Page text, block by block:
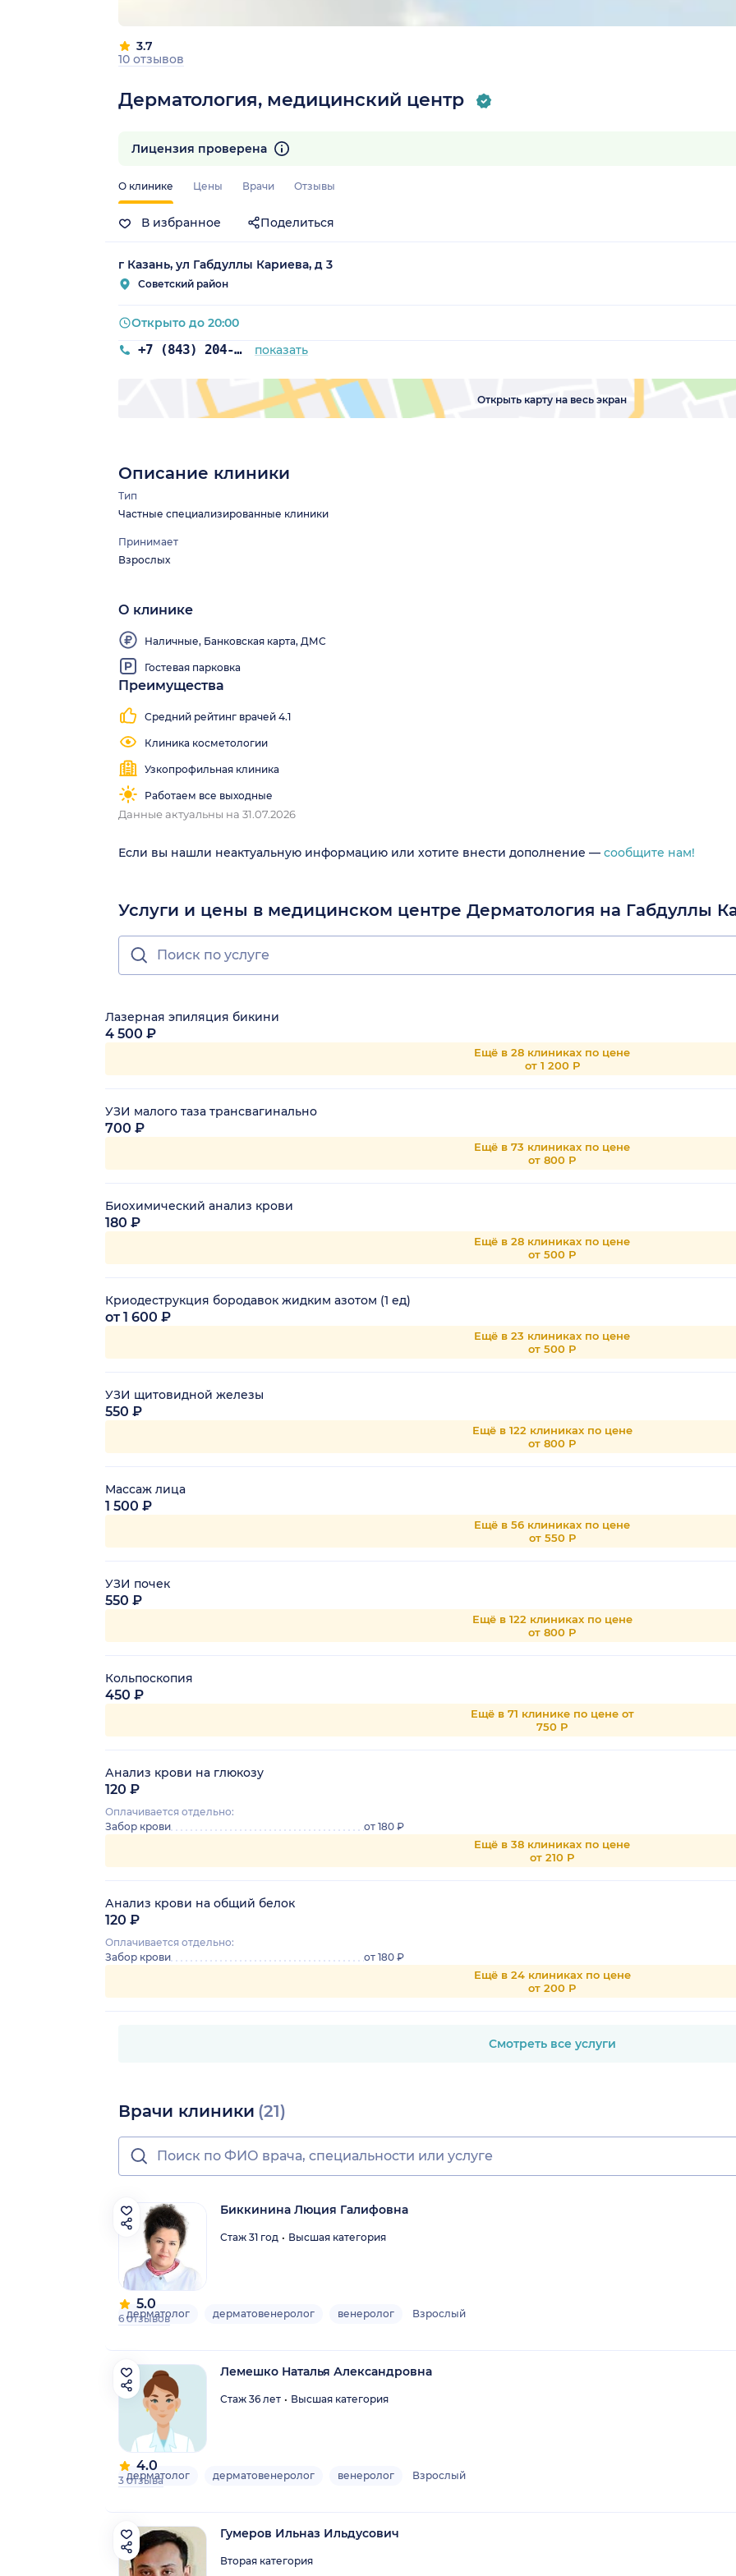
Дерматология, медицинский центр
3.7
10 отзывов
О клинике Цены Врачи Отзывы
В избранное Поделиться
Лицензия проверена
г Казань, ул Габдуллы Кариева, д 3
Советский район
+7 (843) 204-03-44 показать
Открыто до 20:00
Открыть карту на весь экран
Описание клиники
Тип
Частные специализированные клиники
Принимает
Взрослых
О клинике
Наличные, Банковская карта, ДМС
Гостевая парковка
Преимущества
Средний рейтинг врачей 4.1
Клиника косметологии
Узкопрофильная клиника
Работаем все выходные
Данные актуальны на 31.07.2026
Если вы нашли неактуальную информацию или хотите внести дополнение — сообщите нам!
Услуги и цены в медицинском центре Дерматология на Габдуллы
Лазерная эпиляция бикини
4 500 ₽
Ещё в 28 клиниках по цене
от 1 200 Р
УЗИ малого таза трансвагинально
700 ₽
Ещё в 73 клиниках по цене
от 800 Р
Биохимический анализ крови
180 ₽
Ещё в 28 клиниках по цене
от 500 Р
Криодеструкция бородавок жидким азотом (1 ед)
от 1 600 ₽
Ещё в 23 клиниках по цене
от 500 Р
УЗИ щитовидной железы
550 ₽
Ещё в 122 клиниках по цене
от 800 Р
Массаж лица
1 500 ₽
Ещё в 56 клиниках по цене
от 550 Р
УЗИ почек
550 ₽
Ещё в 122 клиниках по цене
от 800 Р
Кольпоскопия
450 ₽
Ещё в 71 клинике по цене от
750 Р
Анализ крови на глюкозу
120 ₽
Оплачивается отдельно:
Забор крови
от 180 ₽
Ещё в 38 клиниках по цене
от 210 Р
Анализ крови на общий белок
120 ₽
Оплачивается отдельно:
Забор крови
от 180 ₽
Ещё в 24 клиниках по цене
от 200 Р
Смотреть все услуги
Врачи клиники (21)
5.0
6 отзывов
Биккинина Люция Галифовна
Стаж 31 год Высшая категория
дерматолог дерматовенеролог венеролог Взрослый
4.0
3 отзыва
Лемешко Наталья Александровна
Стаж 36 лет Высшая категория
дерматолог дерматовенеролог венеролог Взрослый
Гумеров Ильназ Ильдусович
Вторая категория